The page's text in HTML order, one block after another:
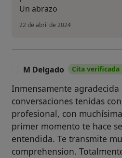
Un abrazo
22 de abril de 2024
M Delgado Cita verificada
Inmensamente agradecida
conversaciones tenidas
profesional, con
primer momento te hace
entendida. Te transmite
comprehension.